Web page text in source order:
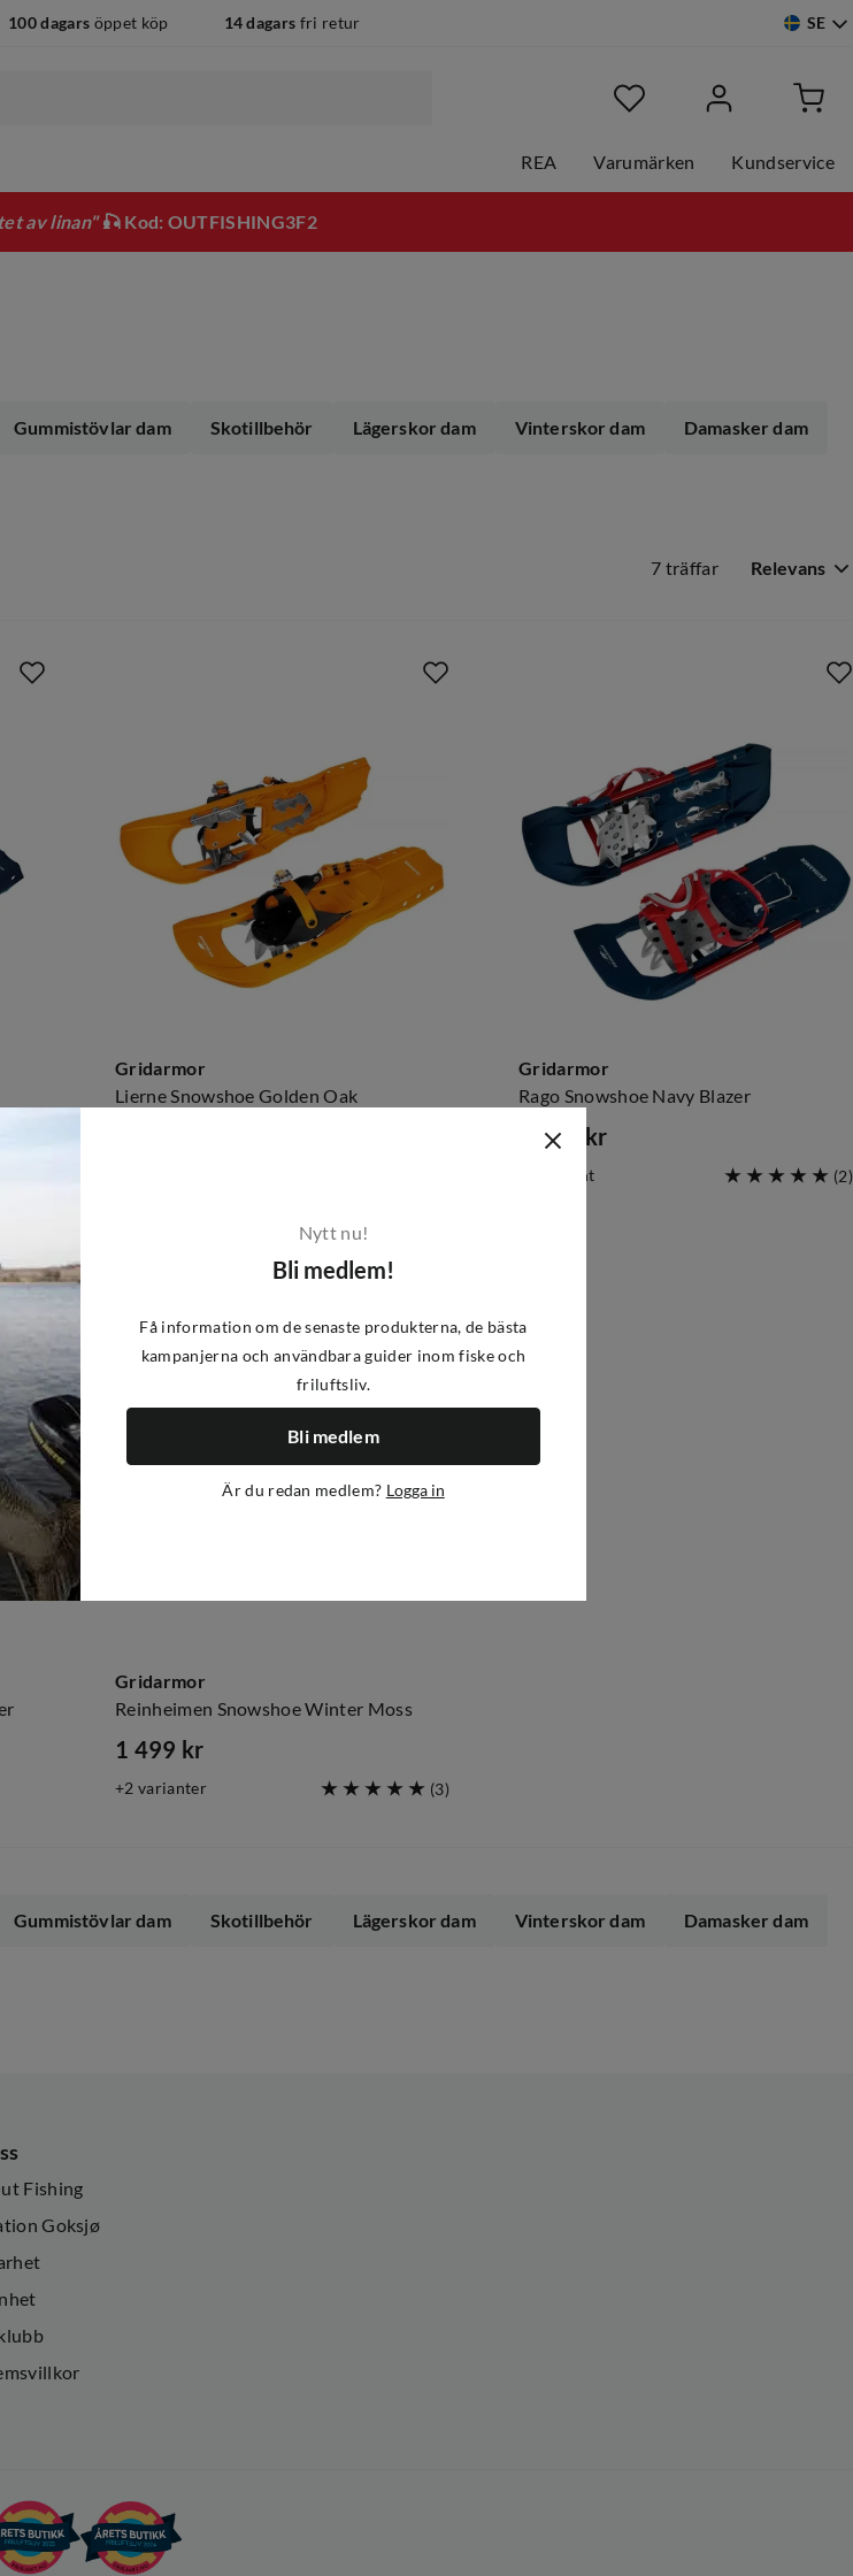
100 dagars öppet köp 14 dagars fri retur SE
REA Varumärken Kundservice
av linan"🎣 Kod: OUTFISHING3F2
Gummistövlar dam Skotillbehör Lägerskor dam Vinterskor dam Damasker dam
7 träffar Relevans
Gridarmor
Lierne Snowshoe Golden Oak
Gridarmor
Rago Snowshoe Navy Blazer
1 099 kr
variant (2)
Gridarmor
Reinheimen Snowshoe Winter Moss
1 499 kr
2 varianter (3)
Gummistövlar dam Skotillbehör Lägerskor dam Vinterskor dam Damasker dam
Fishing
Goksjø
Nytt nu!
Bli medlem!
Få information om de senaste produkterna, de bästa
kampanjerna och användbara guider inom fiske och
friluftsliv.
Bli medlem
Är du redan medlem? Logga in